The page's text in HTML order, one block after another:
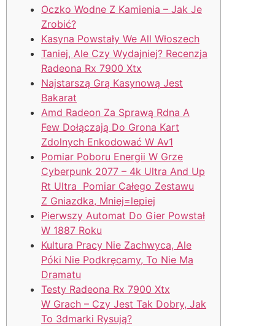
Oczko Wodne Z Kamienia – Jak Je
Zrobić?
Kasyna Powstały We All Włoszech
Taniej, Ale Czy Wydajniej? Recenzja
Radeona Rx 7900 Xtx
Najstarszą Grą Kasynową Jest
Bakarat
Amd Radeon Za Sprawą Rdna A
Few Dołączają Do Grona Kart
Zdolnych Enkodować W Av1
Pomiar Poboru Energii W Grze
Cyberpunk 2077 – 4k Ultra And Up
Rt Ultra Pomiar Całego Zestawu
Z Gniazdka, Mniej=lepiej
Pierwszy Automat Do Gier Powstał
W 1887 Roku
Kultura Pracy Nie Zachwyca, Ale
Póki Nie Podkręcamy, To Nie Ma
Dramatu
Testy Radeona Rx 7900 Xtx
W Grach – Czy Jest Tak Dobry, Jak
To 3dmarki Rysują?